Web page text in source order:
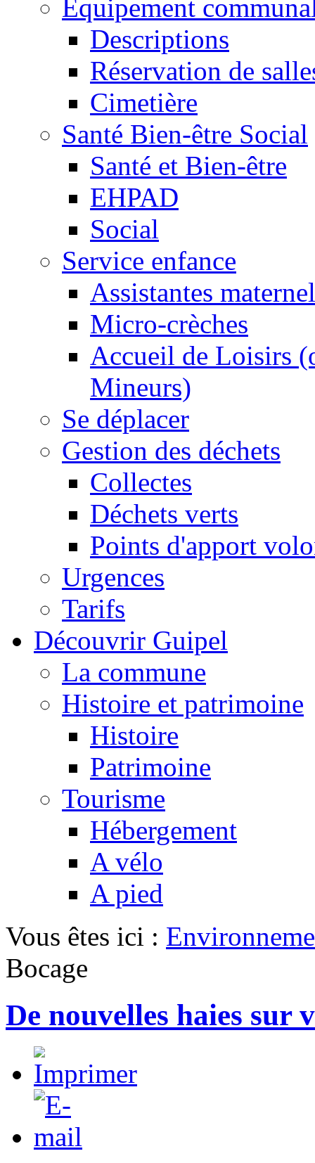
Equipement
Descriptions
Réservation de
Cimetière
Santé Bien-être Social
Santé et Bien-être
EHPAD
Social
Service enfance
Assistantes
Micro-crèches
Accueil de Loisirs
Mineurs)
Se déplacer
Gestion des déchets
Collectes
Déchets verts
Points d'apport
Urgences
Tarifs
Découvrir Guipel
La commune
Histoire et patrimoine
Histoire
Patrimoine
Tourisme
Hébergement
A vélo
A pied
Vous êtes ici :
Bocage
De nouvelles haies sur